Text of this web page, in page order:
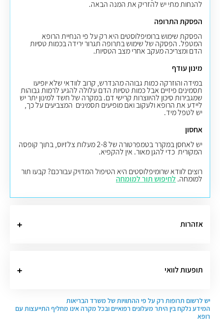
להנחות מתי יש להזריק את המנה הבאה.
הפסקת התרופה
הפסקת שימוש ברומיפלוסטים היא רק על פי הנחיית הרופא
המטפל. הפסקה של שימוש בתרופה תגרור ירידה בכמות טסיות
הדם ומצריכה מעקב אחרי מצב הטסיות.
מינון עודף
במידה והוזרקה כמות גבוהה מהנדרש, קרוב לוודאי שלא יופיעו
תסמינים פיזיים אבל כמות טסיות הדם עלולה להגיע לרמות גבוהות
שמגבירות סיכון להיווצרות קרישי דם. במקרה של חשד למינון יתר יש
ליידע את הרופא ולעקוב ואם מופיעים תסמינים המצביעים על כך,
יש לטפל מיד.
אחסון
יש לאחסן במקרר בטמפרטורה של 2-8 מעלות צלזיוס, בתוך קופסה
המקורית כדי להגן מאור. אין להקפיא.
רוצים לוודא שרומיפלוסטים היא הטיפול המדויק עבורכם? קבעו תור
למומחה.לחיפוש תור למומחה
אזהרות
תופעות לוואי
יש לרשום תרופות רק על פי ההתוויות של משרד הבריאות
המידע נלקח בין היתר מעלונים רפואיים ובכל מקרה אינו מחליף התייעצות עם
רופא